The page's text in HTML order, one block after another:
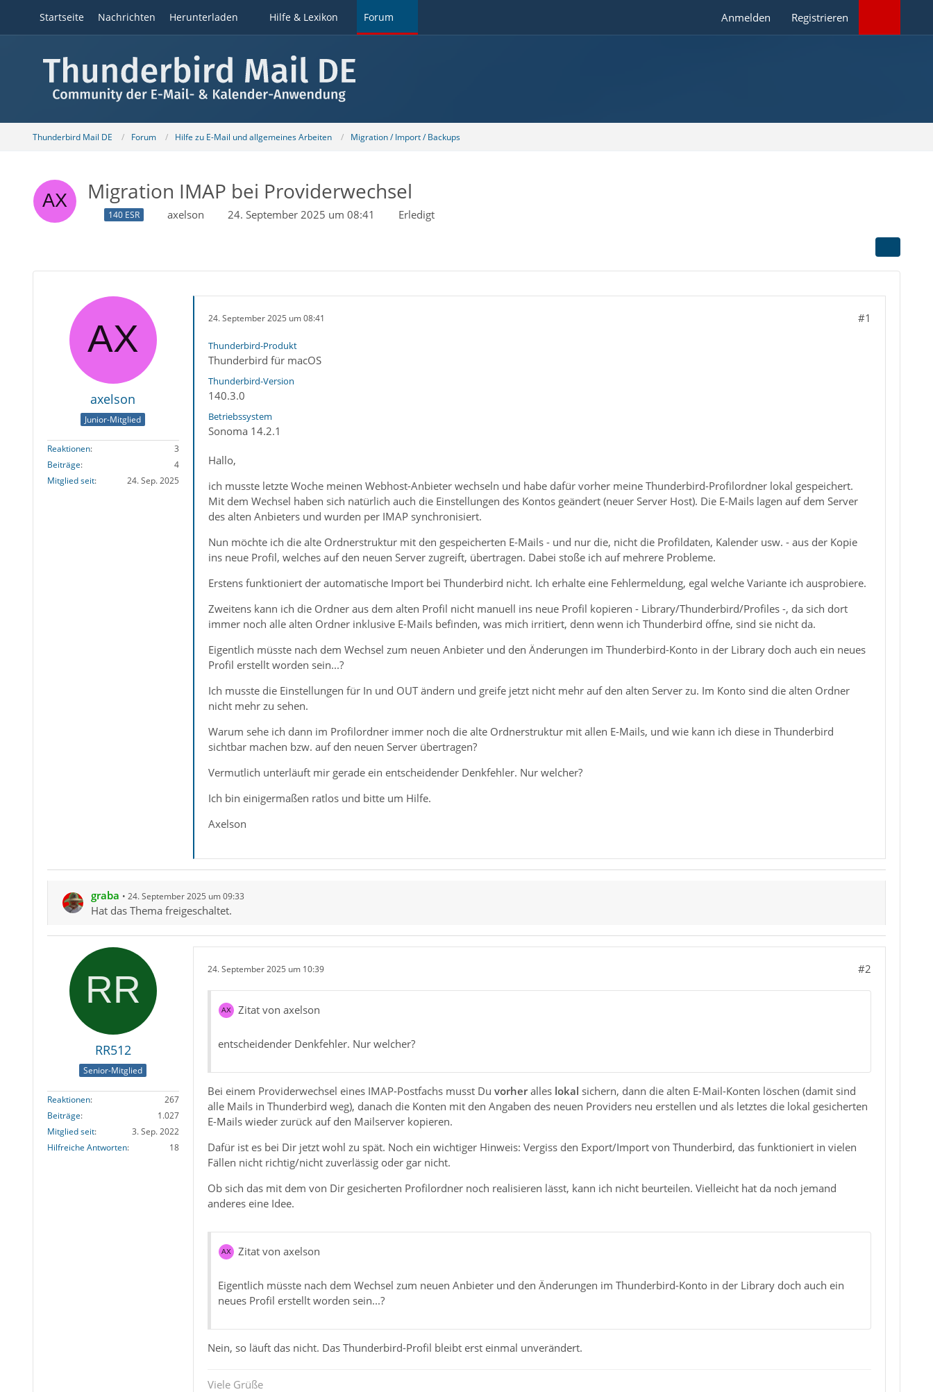
Startseite Nachrichten Herunterladen Hilfe & Lexikon Forum Anmelden Registrieren
Thunderbird Mail DE Forum Hilfe zu E-Mail und allgemeines Arbeiten Migration / Import / Backups
Migration IMAP bei Providerwechsel
140 ESR axelson 24. September 2025 um 08:41 Erledigt
axelson
Junior-Mitglied
Reaktionen
3
Beiträge
4
Mitglied seit
24. Sep. 2025
24. September 2025 um 08:41 #1
Thunderbird-Produkt
Thunderbird für macOS
Thunderbird-Version
140.3.0
Betriebssystem
Sonoma 14.2.1
Hallo,
ich musste letzte Woche meinen Webhost-Anbieter wechseln und habe dafür vorher meine Thunderbird-Profilordner lokal gespeichert.
Mit dem Wechsel haben sich natürlich auch die Einstellungen des Kontos geändert (neuer Server Host). Die E-Mails lagen auf dem Server
des alten Anbieters und wurden per IMAP synchronisiert.
Nun möchte ich die alte Ordnerstruktur mit den gespeicherten E-Mails - und nur die, nicht die Profildaten, Kalender usw. - aus der Kopie
ins neue Profil, welches auf den neuen Server zugreift, übertragen. Dabei stoße ich auf mehrere Probleme.
Erstens funktioniert der automatische Import bei Thunderbird nicht. Ich erhalte eine Fehlermeldung, egal welche Variante ich ausprobiere.
Zweitens kann ich die Ordner aus dem alten Profil nicht manuell ins neue Profil kopieren - Library/Thunderbird/Profiles -, da sich dort
immer noch alle alten Ordner inklusive E-Mails befinden, was mich irritiert, denn wenn ich Thunderbird öffne, sind sie nicht da.
Eigentlich müsste nach dem Wechsel zum neuen Anbieter und den Änderungen im Thunderbird-Konto in der Library doch auch ein neues
Profil erstellt worden sein...?
Ich musste die Einstellungen für In und OUT ändern und greife jetzt nicht mehr auf den alten Server zu. Im Konto sind die alten Ordner
nicht mehr zu sehen.
Warum sehe ich dann im Profilordner immer noch die alte Ordnerstruktur mit allen E-Mails, und wie kann ich diese in Thunderbird
sichtbar machen bzw. auf den neuen Server übertragen?
Vermutlich unterläuft mir gerade ein entscheidender Denkfehler. Nur welcher?
Ich bin einigermaßen ratlos und bitte um Hilfe.
Axelson
graba 24. September 2025 um 09:33
Hat das Thema freigeschaltet.
RR512
Senior-Mitglied
Reaktionen
267
Beiträge
1.027
Mitglied seit
3. Sep. 2022
Hilfreiche Antworten
18
24. September 2025 um 10:39 #2
Zitat von axelson
entscheidender Denkfehler. Nur welcher?
Bei einem Providerwechsel eines IMAP-Postfachs musst Du vorheralles lokal sichern, dann die alten E-Mail-Konten löschen (damit sind
alle Mails in Thunderbird weg), danach die Konten mit den Angaben des neuen Providers neu erstellen und als letztes die lokal gesicherten
E-Mails wieder zurück auf den Mailserver kopieren.
Dafür ist es bei Dir jetzt wohl zu spät. Noch ein wichtiger Hinweis: Vergiss den Export/Import von Thunderbird, das funktioniert in vielen
Fällen nicht richtig/nicht zuverlässig oder gar nicht.
Ob sich das mit dem von Dir gesicherten Profilordner noch realisieren lässt, kann ich nicht beurteilen. Vielleicht hat da noch jemand
anderes eine Idee.
Zitat von axelson
Eigentlich müsste nach dem Wechsel zum neuen Anbieter und den Änderungen im Thunderbird-Konto in der Library doch auch ein
neues Profil erstellt worden sein...?
Nein, so läuft das nicht. Das Thunderbird-Profil bleibt erst einmal unverändert.
Viele Grüße